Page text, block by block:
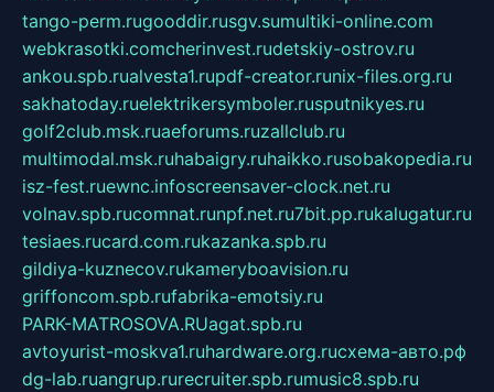
tango-perm.rugooddir.rusgv.sumultiki-online.com
webkrasotki.comcherinvest.rudetskiy-ostrov.ru
ankou.spb.rualvesta1.rupdf-creator.runix-files.org.ru
sakhatoday.ruelektrikersymboler.rusputnikyes.ru
golf2club.msk.ruaeforums.ruzallclub.ru
multimodal.msk.ruhabaigry.ruhaikko.rusobakopedia.ru
isz-fest.ruewnc.infoscreensaver-clock.net.ru
volnav.spb.rucomnat.runpf.net.ru7bit.pp.rukalugatur.ru
tesiaes.rucard.com.rukazanka.spb.ru
gildiya-kuznecov.rukameryboavision.ru
griffoncom.spb.rufabrika-emotsiy.ru
PARK-MATROSOVA.RUagat.spb.ru
avtoyurist-moskva1.ruhardware.org.ruсхема-авто.рф
dg-lab.ruangrup.rurecruiter.spb.rumusic8.spb.ru